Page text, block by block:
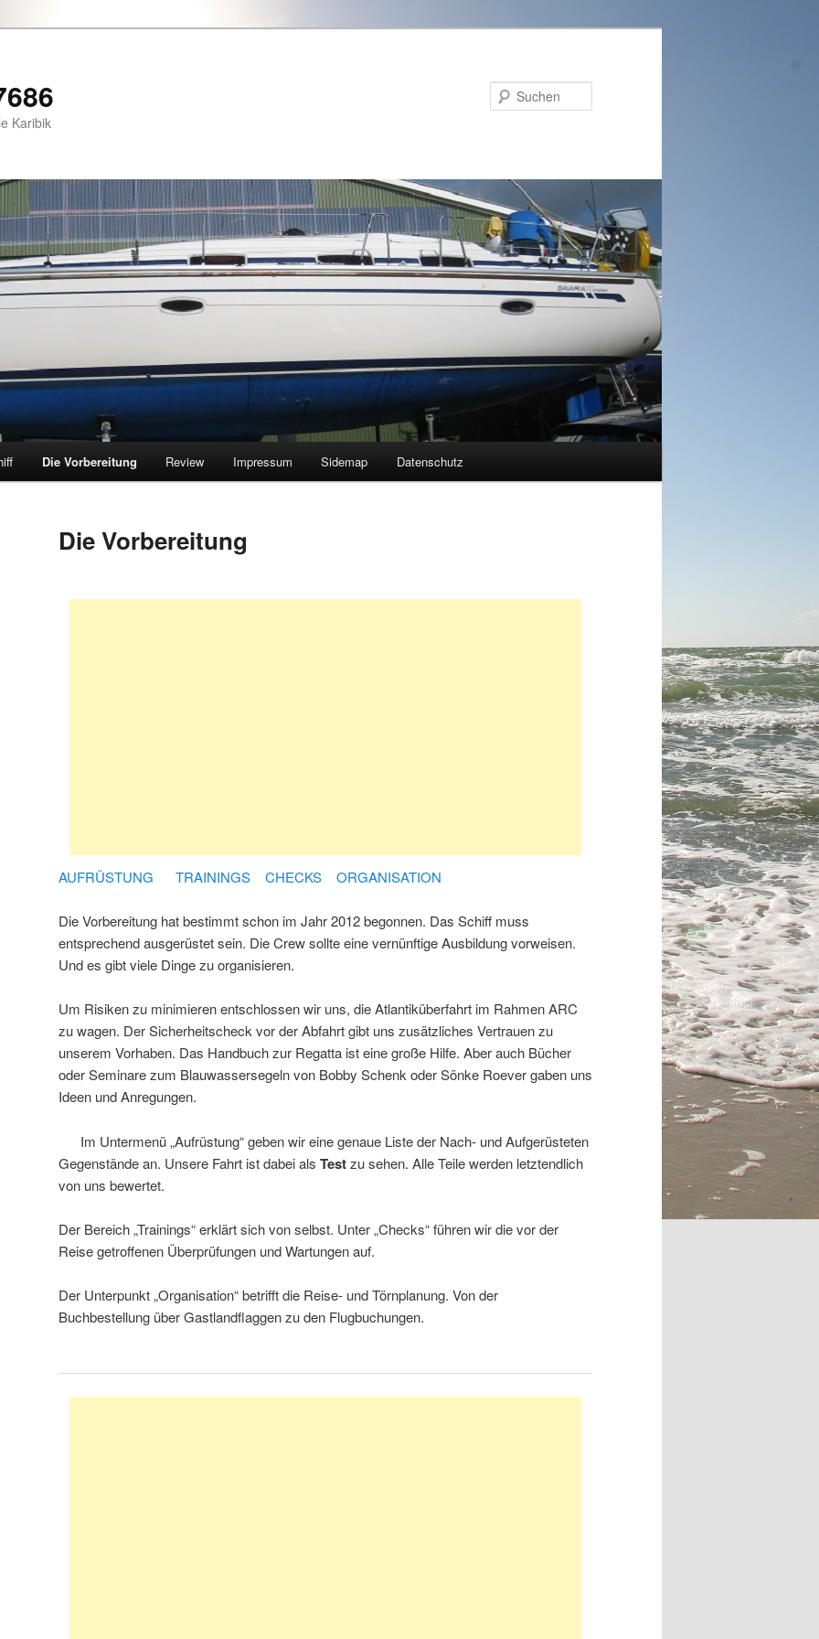
Karibik
Die Vorbereitung Review Impressum Sidemap Datenschutz
Die Vorbereitung
AUFRÜSTUNG TRAININGS CHECKS ORGANISATION
Die Vorbereitung hat bestimmt schon im Jahr 2012 begonnen. Das Schiff muss
entsprechend ausgerüstet sein. Die Crew sollte eine vernünftige Ausbildung vorweisen.
Und es gibt viele Dinge zu organisieren.
Um Risiken zu minimieren entschlossen wir uns, die Atlantiküberfahrt im Rahmen ARC
zu wagen. Der Sicherheitscheck vor der Abfahrt gibt uns zusätzliches Vertrauen zu
unserem Vorhaben. Das Handbuch zur Regatta ist eine große Hilfe. Aber auch Bücher
oder Seminare zum Blauwassersegeln von Bobby Schenk oder Sönke Roever gaben uns
Ideen und Anregungen.
Im Untermenü „Aufrüstung“ geben wir eine genaue Liste der Nach- und Aufgerüsteten
Gegenstände an. Unsere Fahrt ist dabei als Testzu sehen. Alle Teile werden letztendlich
von uns bewertet.
Der Bereich „Trainings“ erklärt sich von selbst. Unter „Checks“ führen wir die vor der
Reise getroffenen Überprüfungen und Wartungen auf.
Der Unterpunkt „Organisation“ betrifft die Reise- und Törnplanung. Von der
Buchbestellung über Gastlandflaggen zu den Flugbuchungen.